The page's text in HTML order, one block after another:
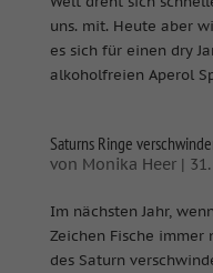
uns. mit. Heute aber
es sich für einen dry
alkoholfreien Aperol
Saturns Ringe
von Monika Heer|
Im nächsten Jahr,
Zeichen Fische immer
des Saturn